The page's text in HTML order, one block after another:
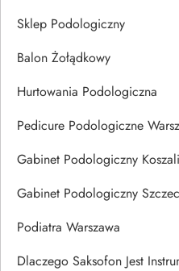
Sklep Podologiczny
Balon Żołądkowy
Hurtowania Podologiczna
Pedicure Podologiczne
Gabinet Podologiczny
Gabinet Podologiczny
Podiatra Warszawa
Dlaczego Saksofon Jest